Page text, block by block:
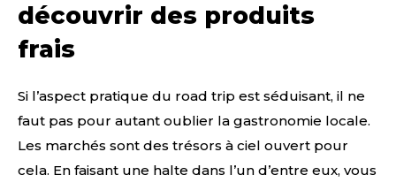
découvrir des produits
frais
Si l’aspect pratique du road trip est séduisant, il ne
faut pas pour autant oublier la gastronomie locale.
Les marchés sont des trésors à ciel ouvert pour
cela. En faisant une halte dans l’un d’entre eux, vous